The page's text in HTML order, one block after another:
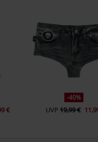
€
-40%
UVP 19,99 €